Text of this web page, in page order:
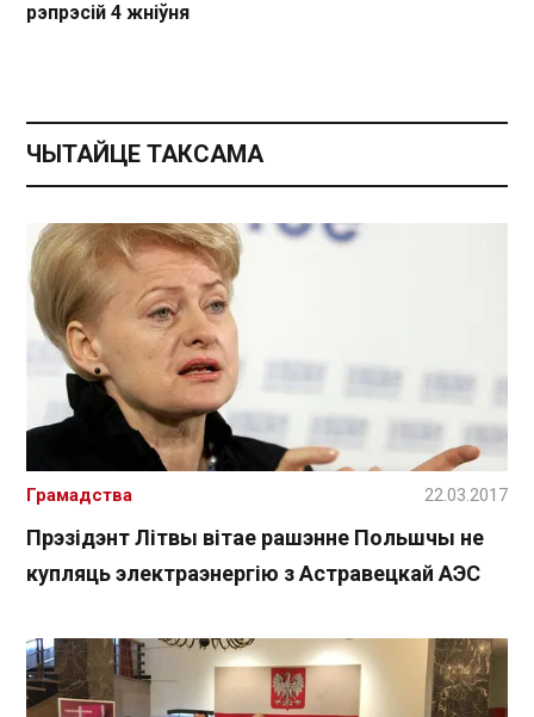
рэпрэсій 4 жніўня
ЧЫТАЙЦЕ ТАКСАМА
Прэзідэнт Літвы вітае рашэнне Польшчы не
купляць электраэнергію з Астравецкай АЭС
Грамадства 22.03.2017